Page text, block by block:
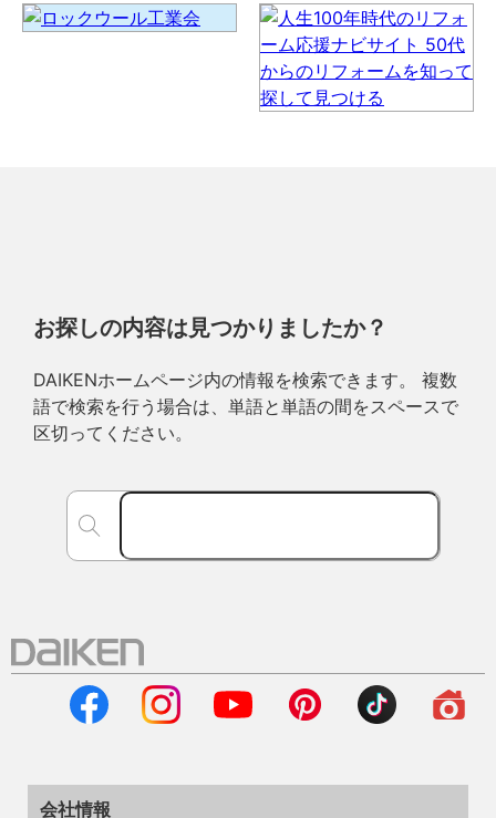
お探しの内容は見つかりましたか？
DAIKENホームページ内の情報を検索できます。 複数
語で検索を行う場合は、単語と単語の間をスペースで
区切ってください。
会社情報